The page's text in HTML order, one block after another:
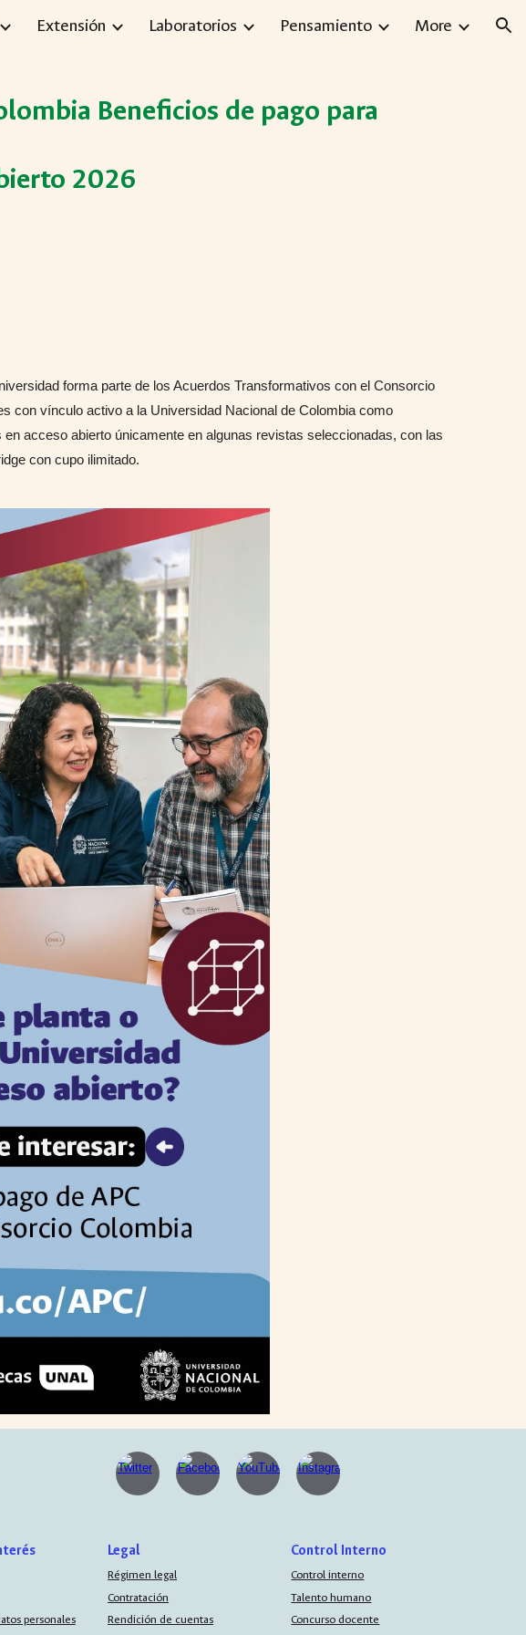
Skip to navigation
Extensión Laboratorios Pensamiento More
Beneficios de pago para
2026
forma parte de los Acuerdos Transformativos con el Consorcio
con vínculo activo a la Universidad Nacional de Colombia como
acceso abierto únicamente en algunas revistas seleccionadas, con las
con cupo ilimitado.
personales
Legal
Régimen legal
Contratación
Rendición de cuentas
Control Interno
Control interno
Talento humano
Concurso docente